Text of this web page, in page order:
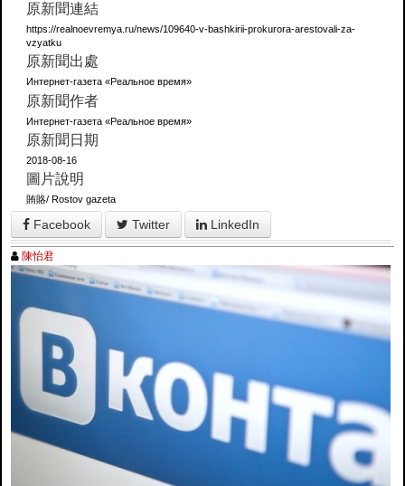
原新聞連結
https://realnoevremya.ru/news/109640-v-bashkirii-prokurora-arestovali-za-
vzyatku
原新聞出處
Интернет-газета «Реальное время»
原新聞作者
Интернет-газета «Реальное время»
原新聞日期
2018-08-16
圖片說明
賄賂/ Rostov gazeta
Facebook Twitter LinkedIn
陳怡君